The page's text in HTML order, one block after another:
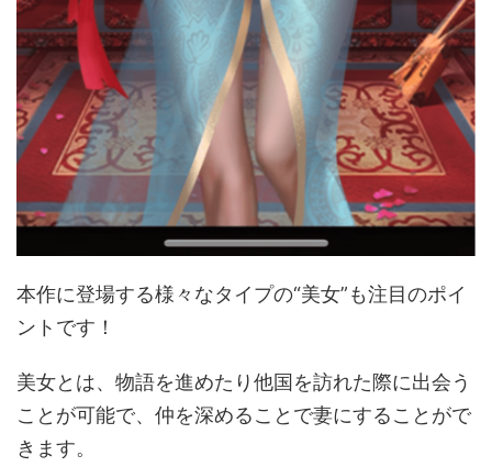
本作に登場する様々なタイプの“美女”も注目のポイ
ントです！
美女とは、物語を進めたり他国を訪れた際に出会う
ことが可能で、仲を深めることで妻にすることがで
きます。